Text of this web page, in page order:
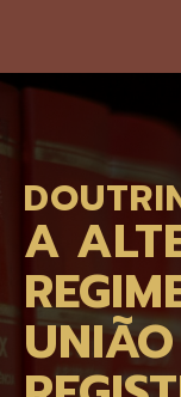
A